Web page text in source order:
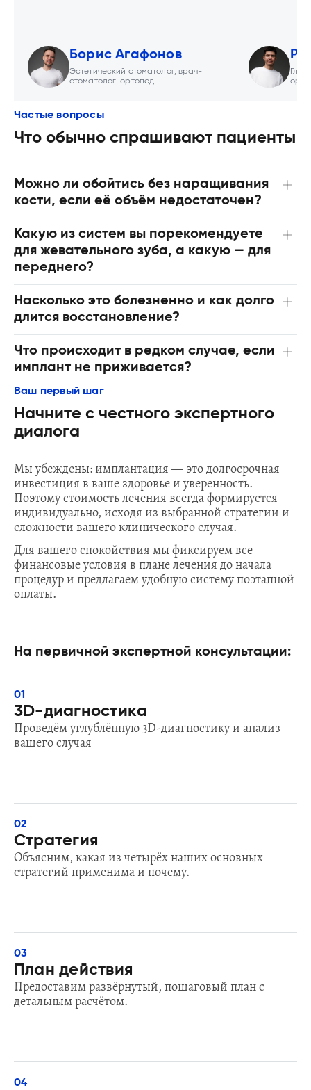
Борис Агафонов
Эстетический стоматолог, врач-
стоматолог-ортопед
Частые вопросы
Что обычно спрашивают пациенты
Можно ли обойтись без наращивания
кости, если её объём недостаточен?
Какую из систем вы порекомендуете
для жевательного зуба, а какую — для
переднего?
Насколько это болезненно и как долго
длится восстановление?
Что происходит в редком случае, если
имплант не приживается?
Ваш первый шаг
Начните с честного экспертного
диалога
Мы убеждены: имплантация — это долгосрочная
инвестиция в ваше здоровье и уверенность.
Поэтому стоимость лечения всегда формируется
индивидуально, исходя из выбранной стратегии и
сложности вашего клинического случая.
Для вашего спокойствия мы фиксируем все
финансовые условия в плане лечения до начала
процедур и предлагаем удобную систему поэтапной
оплаты.
На первичной экспертной консультации:
01
3D-диагностикa
Проведём углублённую 3D-диагностику и анализ
вашего случая
02
Стратегия
Объясним, какая из четырёх наших основных
стратегий применима и почему.
03
План действия
Предоставим развёрнутый, пошаговый план с
детальным расчётом.
04